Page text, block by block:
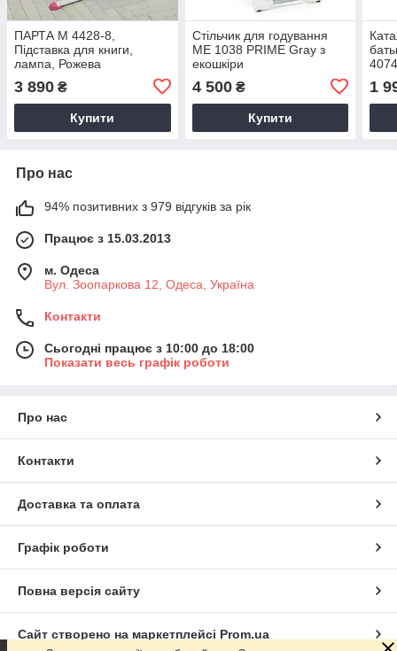
ПАРТА M 4428-8,
Підставка для книги,
лампа, Рожева
3 890 ₴
Купити
Стільчик для годування
ME 1038 PRIME Gray з
екошкіри
4 500₴
Купити
1
Про нас
94% позитивних з 979 відгуків за рік
Працює з 15.03.2013
м. Одеса
Вул. Зоопаркова 12, Одеса, Україна
Контакти
Сьогодні працює з 10:00 до 18:00
Показати весь графік роботи
Про нас
Контакти
Доставка та оплата
Графік роботи
Повна версія сайту
Сайт створено на маркетплейсі Prom.ua